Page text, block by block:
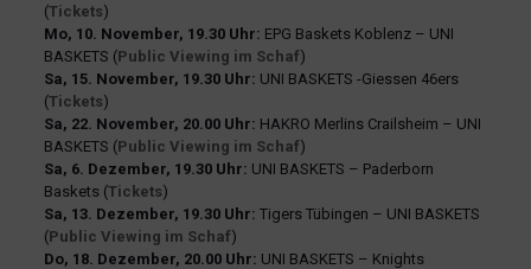
(Tickets)
Mo, 10. November, 19.30 Uhr: EPG Baskets Koblenz – UNI
BASKETS (Public Viewing im Schaf)
Sa, 15. November, 19.30 Uhr: UNI BASKETS -Giessen 46ers
(Tickets)
Sa, 22. November, 20.00 Uhr: HAKRO Merlins Crailsheim – UNI
BASKETS (Public Viewing im Schaf)
Sa, 6. Dezember, 19.30 Uhr: UNI BASKETS – Paderborn
Baskets (Tickets)
Sa, 13. Dezember, 19.30 Uhr: Tigers Tübingen – UNI BASKETS
(Public Viewing im Schaf)
Do, 18. Dezember, 20.00 Uhr: UNI BASKETS – Knights